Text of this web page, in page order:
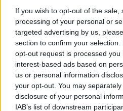
If you wish to opt-out of the
processing of your personal or
targeted advertising by us,
section to confirm your
opt-out request is processed you
interest-based ads based on
us or personal information
your opt-out. You may
disclosure of your personal
IAB’s list of downstream
EMMA PIETRAROSA